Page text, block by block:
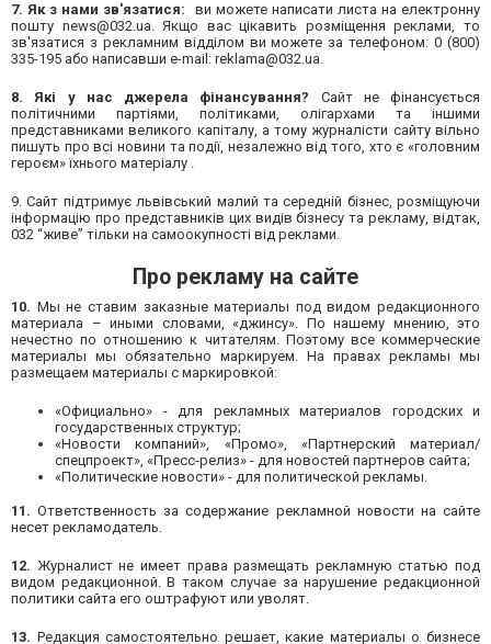
7. Як з нами зв'язатися:
ви можете написати листа на електронну
пошту news@032.ua. Якщо вас цікавить розміщення реклами, то
зв'язатися з рекламним відділом ви можете за телефоном: 0 (800)
335-195 або написавши е-mail: reklama@032.ua.
8. Які у нас джерела фінансування?
Сайт не фінансується
політичними партіями, політиками, олігархами та іншими
представниками великого капіталу, а тому журналісти сайту вільно
пишуть про всі новини та події, незалежно від того, хто є «головним
героєм» їхнього матеріалу .
9. Сайт підтримує львівський малий та середній бізнес, розміщуючи
інформацію про представників цих видів бізнесу та рекламу, відтак,
032 “живе” тільки на самоокупності від реклами.
Про рекламу на сайте
10. Мы не ставим заказные материалы под видом редакционного
материала – иными словами, «джинсу». По нашему мнению, это
нечестно по отношению к читателям. Поэтому все коммерческие
материалы мы обязательно маркируем. На правах рекламы мы
размещаем материалы с маркировкой:
«Официально» - для рекламных материалов городских и
государственных структур;
«Новости компаний», «Промо», «Партнерский материал/
спецпроект», «Пресс-релиз» - для новостей партнеров сайта;
«Политические новости» - для политической рекламы.
11. Ответственность за содержание рекламной новости на сайте
несет рекламодатель.
12. Журналист не имеет права размещать рекламную статью под
видом редакционной. В таком случае за нарушение редакционной
политики сайта его оштрафуют или уволят.
13. Редакция самостоятельно решает, какие материалы о бизнесе